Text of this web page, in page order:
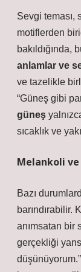
Sevgi teması,
motiflerden
bakıldığında,
anlamlar ve
ve tazelikle
“Güneş gibi
güneş
sıcaklık ve
Melankoli ve
Bazı
barındırabilir.
anımsatan bir
gerçekliği